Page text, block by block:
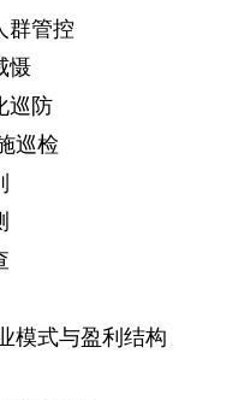
群管控
慑
巡防
巡检
模式与盈利结构